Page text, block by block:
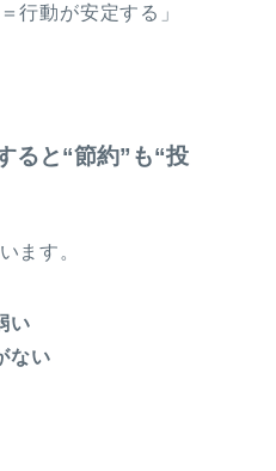
行動が安定する」
ると“節約”も“投
ます。
い
ない